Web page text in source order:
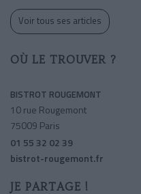
Voir tous ses articles
OÙ LE TROUVER ?
BISTROT ROUGEMONT
10 rue Rougemont
75009 Paris
01 55 32 02 39
bistrot-rougemont.fr
JE PARTAGE !